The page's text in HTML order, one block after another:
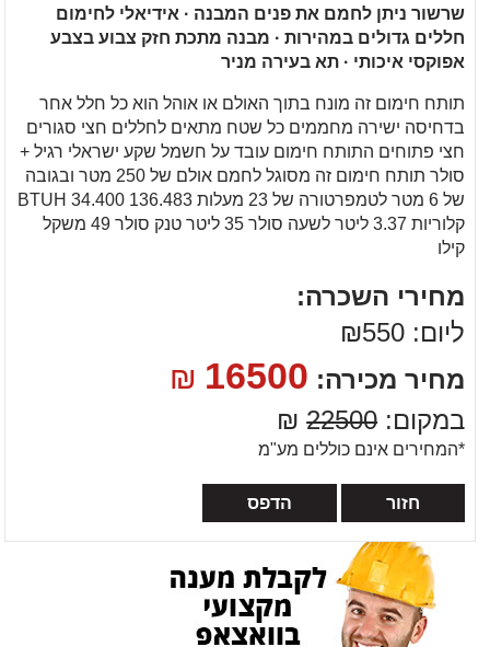
שרשור ניתן לחמם את פנים המבנה · אידיאלי לחימום
חללים גדולים במהירות · מבנה מתכת חזק צבוע בצבע
אפוקסי איכותי · תא בעירה מניר
תותח חימום זה מונח בתוך האולם או אוהל הוא כל חלל אחר
בדחיסה ישירה מחממים כל שטח מתאים לחללים חצי סגורים
חצי פתוחים התותח חימום עובד על חשמל שקע ישראלי רגיל +
סולר תותח חימום זה מסוגל לחמם אולם של 250 מטר ובגובה
של 6 מטר לטמפרטורה של 23 מעלות 136.483 BTUH 34.400
קלוריות 3.37 ליטר לשעה סולר 35 ליטר טנק סולר 49 משקל
קילו
מחירי השכרה:
ליום: ₪550
מחיר מכירה: 16500
₪
במקום:22500
₪
*המחירים אינם כוללים מע"מ